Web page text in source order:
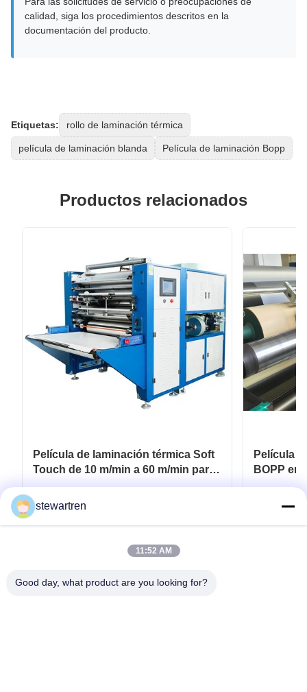
calidad, siga los procedimientos descritos en la
documentación del producto.
Etiquetas: rollo de laminación térmica
película de laminación blanda Película de laminación Bopp
Productos relacionados
Película de laminación térmica Soft
Touch de 10 m/min a 60 m/min para
embalaje flexible
Consiga el mejor precio
Película
BOPP en
para
papel y
stewartren
11:52 AM
Good day, what product are you looking for?